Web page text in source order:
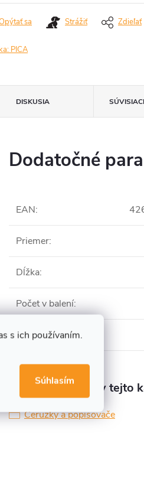
s ich používaním.
Súhlasím
sa Strážiť Zdieľať
PICA
DISKUSIA
Dodatočné
EAN:
Priemer:
Dĺžka:
Počet v balení:
Vyrobené v:
Produkt nájdete v tejto
Ceruzky a popisovače